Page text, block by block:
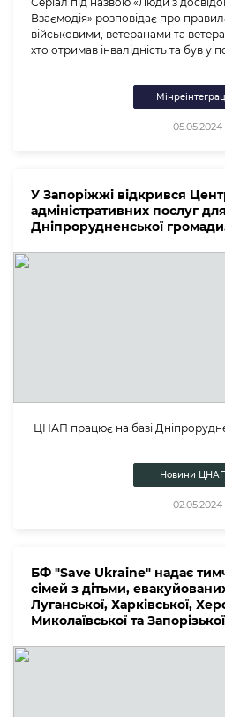
Взаємодія» розповідає про
військовими, ветеранами та
хто отримав інвалідність та був у
05.05.2024
У Запоріжжі відкрився
адміністративних послуг
Дніпрорудненської
ЦНАП працює на базі
Новини ЦНАП
02.05.2024
БФ "Save Ukraine" надає
сімей з дітьми,
Луганської, Харківської,
Миколаївської та